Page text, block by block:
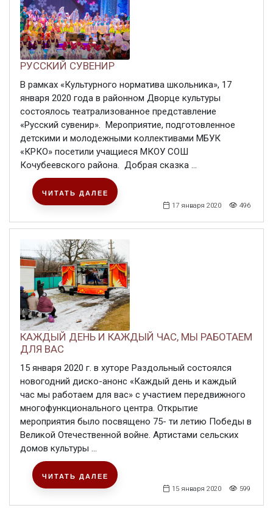
РУССКИЙ СУВЕНИР
В рамках «Культурного норматива школьника», 17
января 2020 года в районном Дворце культуры
состоялось театрализованное представление
«Русский сувенир». Мероприятие, подготовленное
детскими и молодежными коллективами МБУК
«КРКО» посетили учащиеся МКОУ СОШ
Кочубеевского района. Добрая сказка ...
17 января 2020 496
ЧИТАТЬ ДАЛЕЕ
КАЖДЫЙ ДЕНЬ И КАЖДЫЙ ЧАС, МЫ РАБОТАЕМ
ДЛЯ ВАС
15 января 2020 г. в хуторе Раздольный состоялся
новогодний диско-анонс «Каждый день и каждый
час мы работаем для вас» с участием передвижного
многофункционального центра. Открытие
мероприятия было посвящено 75- ти летию Победы в
Великой Отечественной войне. Артистами сельских
домов культуры ...
15 января 2020 599
ЧИТАТЬ ДАЛЕЕ